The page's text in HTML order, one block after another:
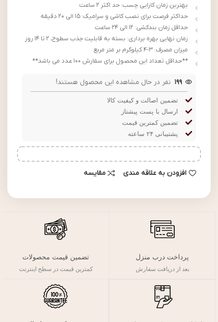
بهترین زمان کارایی چسب: حد اکثر 2 ساعت
حداکثر فرصت برای نصب کاشی و سرامیک: 15 الی 20 دقیقه
حداقل زمان بندکشی: 12 الی 24 ساعت
زمان نهایی بهره برداری: بسته به قابلیت جذب سطوح، 2 تا 14 روز
میزان مصرف: 3-4 کیلوگرم بر متر مربع
**حداقل تعداد این محصول برای سفارش 100 عدد می باشد**
199 نفر در حال مشاهده این محصول هستند!
تضمین اصالت و کیفیت کالا
ارسال با پست پیشتاز
تضمین کمترین قیمت
پشتیبانی ۲۴ ساعته
افزودن به علاقه مندی مقایسه
پرداخت درب منزل
بعد از دریافت سفارش
تضمین قیمت محصولات
کمترین قیمت در سطح اینترنت